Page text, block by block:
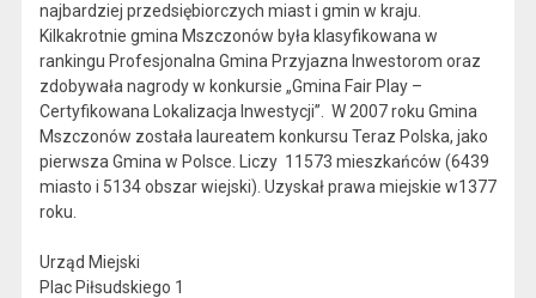
najbardziej przedsiębiorczych miast i gmin w kraju.
Kilkakrotnie gmina Mszczonów była klasyfikowana w
rankingu Profesjonalna Gmina Przyjazna Inwestorom oraz
zdobywała nagrody w konkursie „Gmina Fair Play –
Certyfikowana Lokalizacja Inwestycji”. W 2007 roku Gmina
Mszczonów została laureatem konkursu Teraz Polska, jako
pierwsza Gmina w Polsce. Liczy 11573 mieszkańców (6439
miasto i 5134 obszar wiejski). Uzyskał prawa miejskie w1377
roku.
Urząd Miejski
Plac Piłsudskiego 1